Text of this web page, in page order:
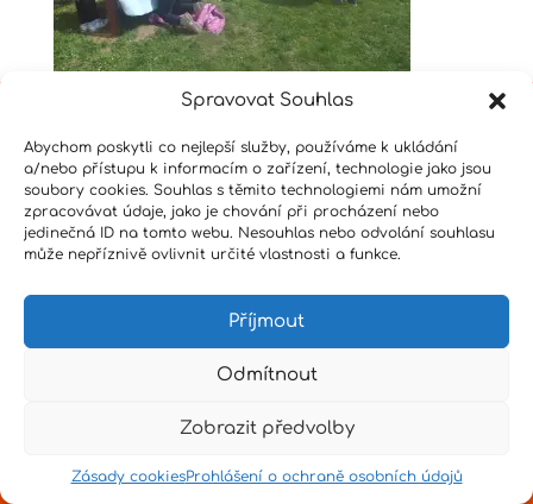
Spravovat Souhlas
Abychom poskytli co nejlepší služby, používáme k ukládání
a/nebo přístupu k informacím o zařízení, technologie jako jsou
soubory cookies. Souhlas s těmito technologiemi nám umožní
zpracovávat údaje, jako je chování při procházení nebo
jedinečná ID na tomto webu. Nesouhlas nebo odvolání souhlasu
může nepříznivě ovlivnit určité vlastnosti a funkce.
Příjmout
Odmítnout
Zobrazit předvolby
Zásady cookiesProhlášení o ochraně osobních údajů
Design bySenpai|Hvězdné psaní|Pro učitele